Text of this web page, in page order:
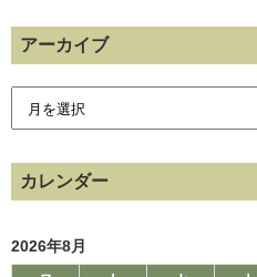
アーカイブ
カレンダー
2026年8月